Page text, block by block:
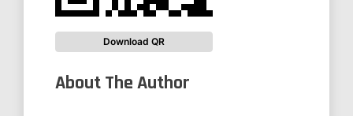
Download QR
About The Author